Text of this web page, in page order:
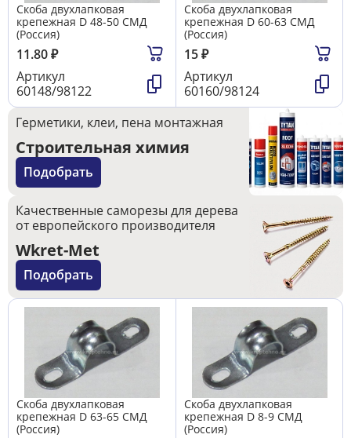
Скоба двухлапковая
крепежная D 48-50 СМД
(Россия)
11.80₽
Артикул
60148/98122
Скоба двухлапковая
крепежная D 60-63 СМД
(Россия)
15₽
Артикул
60160/98124
Герметики, клеи, пена монтажная
Строительная химия
Подобрать
Качественные саморезы для дерева
от европейского производителя
Wkret-Met
Подобрать
Скоба двухлапковая
крепежная D 63-65 СМД
(Россия)
Скоба двухлапковая
крепежная D 8-9 СМД
(Россия)